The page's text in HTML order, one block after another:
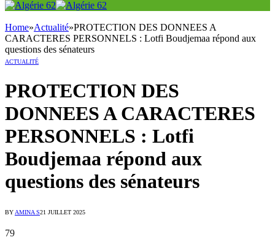
Home»Actualité»PROTECTION DES DONNEES A
CARACTERES PERSONNELS : Lotfi Boudjemaa répond aux
questions des sénateurs
ACTUALITÉ
PROTECTION DES
DONNEES A CARACTERES
PERSONNELS : Lotfi
Boudjemaa répond aux
questions des sénateurs
BYAMINA S21 JUILLET 2025
79